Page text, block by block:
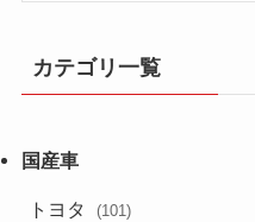
カテゴリ一覧
トヨタ (101)